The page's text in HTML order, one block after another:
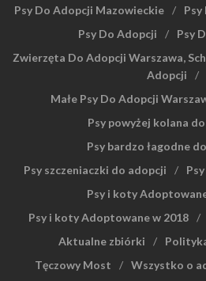
Psy Do Adopcji Mazowieckie
Psy Do Adopcji
Psy
Zwierzęta Do Adopcji Warszawa,
Adopcji
Małe Psy Do Adopcji
Psy powyżej kolana
Psy bardzo łagodne
Psy szczeniaczki do adopcji
Psy i koty
Psy i koty Adoptowane w 2018
Aktualne zbiórki
Tęczowy Most
Wszystko o